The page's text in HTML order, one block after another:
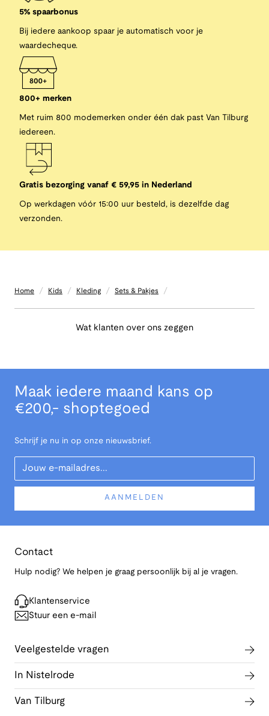
5% spaarbonus
Bij iedere aankoop spaar je automatisch voor je
waardecheque.
800+ merken
Met ruim 800 modemerken onder één dak past Van Tilburg
iedereen.
Gratis bezorging vanaf € 59,95 in Nederland
Op werkdagen vóór 15:00 uur besteld, is dezelfde dag
verzonden.
Home / Kids / Kleding / Sets & Pakjes /
Wat klanten over ons zeggen
Maak iedere maand kans op
€200,- shoptegoed
Schrijf je nu in op onze nieuwsbrief.
Your Email
AANMELDEN
Contact
Hulp nodig? We helpen je graag persoonlijk bij al je vragen.
Klantenservice
Stuur een e-mail
Veelgestelde vragen
In Nistelrode
Van Tilburg